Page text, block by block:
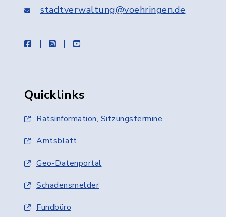
stadtverwaltung@voehringen.de
facebookinstagramyoutube
Quicklinks
Ratsinformation, Sitzungstermine
Amtsblatt
Geo-Datenportal
Schadensmelder
Fundbüro